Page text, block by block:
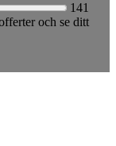
141
och se ditt